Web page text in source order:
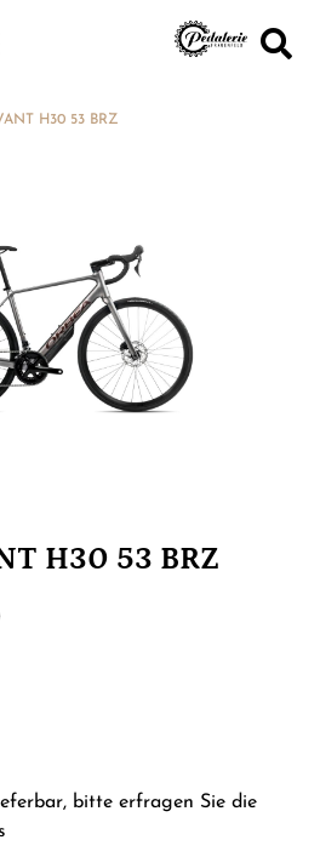
H30 53 BRZ
H30 53 BRZ
bitte erfragen Sie die